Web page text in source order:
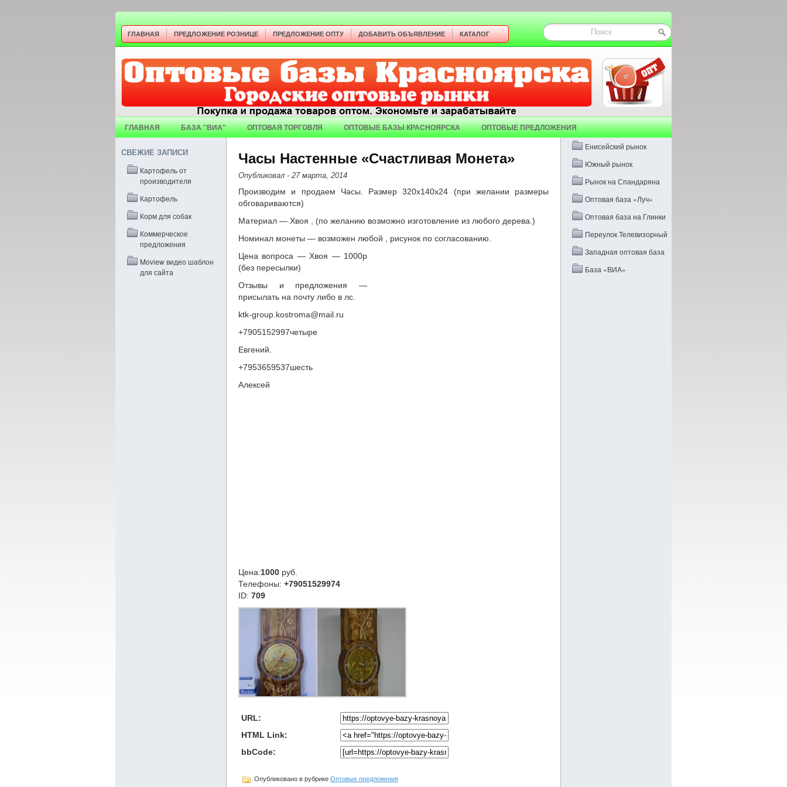
ГЛАВНАЯ ПРЕДЛОЖЕНИЕ РОЗНИЦЕ ПРЕДЛОЖЕНИЕ ОПТУ ДОБАВИТЬ ОБЪЯВЛЕНИЕ КАТАЛОГ
ГЛАВНАЯ БАЗА "ВИА" ОПТОВАЯ ТОРГОВЛЯ ОПТОВЫЕ БАЗЫ КРАСНОЯРСКА ОПТОВЫЕ ПРЕДЛОЖЕНИЯ
СВЕЖИЕ ЗАПИСИ
Картофель от
производителя
Картофель
Корм для собак
Коммерческое
предложения
Moview видео шаблон
для сайта
Часы Настенные «Счастливая Монета»
Опубликовал - 27 марта, 2014
Производим и продаем Часы. Размер 320х140х24 (при желании размеры
обговариваются)
Материал — Хвоя , (по желанию возможно изготовление из любого дерева.)
Номинал монеты — возможен любой , рисунок по согласованию.
Цена вопроса — Хвоя — 1000р
(без пересылки)
Отзывы и предложения —
присылать на почту либо в лс.
ktk-group.kostroma@mail.ru
+7905152997четыре
Евгений.
+7953659537шесть
Алексей
Цена:1000 руб.
Телефоны: +79051529974
ID: 709
URL:
HTML Link:
bbCode:
Опубликовано в рубрике Оптовые предложения
Енисейский рынок
Южный рынок
Рынок на Спандаряна
Оптовая база «Луч»
Оптовая база на Глинки
Переулок Телевизорный
Западная оптовая база
База «ВИА»